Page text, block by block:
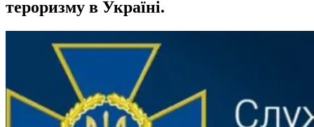
тероризму в Україні.